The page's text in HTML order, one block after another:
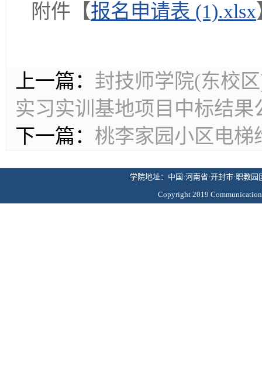
附件【报名申请表 (1).xlsx
上一篇： 封技师学院(东校
实习实训基地项目中标结果
下一篇： 桃李家园小区电梯
学院地址：中国·河南省·开封市·职教
Copyright 2019